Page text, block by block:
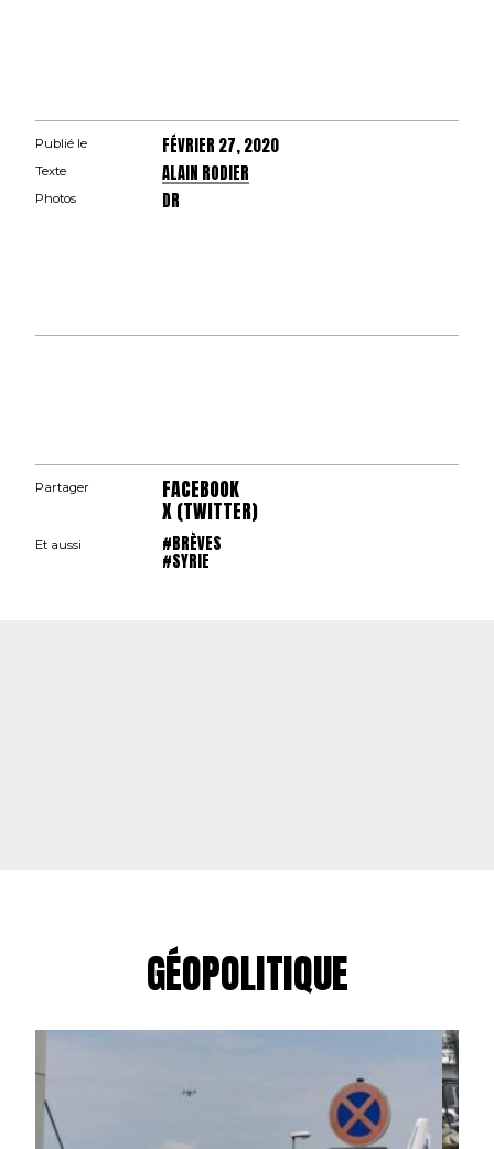
Publié le FÉVRIER 27, 2020
Texte ALAIN RODIER
Photos DR
Partager FACEBOOK
X (TWITTER)
Et aussi #BRÈVES
#SYRIE
GÉOPOLITIQUE